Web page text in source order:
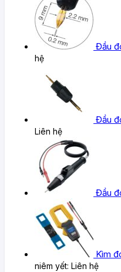
Đầu
hệ
Đầu
Liên hệ
Đầu
Kìm
niêm yết: Liên hệ